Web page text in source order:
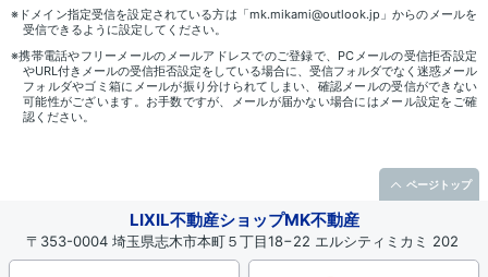
※ドメイン指定受信を設定されている方は「mk.mikami@outlook.jp」からのメールを
受信できるように設定してください。
※携帯電話やフリーメールのメールアドレスでのご登録で、PCメールの受信拒否設定
やURL付きメールの受信拒否設定をしている場合に、受信フォルダでなく迷惑メール
フォルダやゴミ箱にメールが振り分けられてしまい、確認メールの受信ができない
可能性がございます。お手数ですが、メールが届かない場合にはメール設定をご確
認ください。
LIXIL不動産ショップMK不動産
〒353-0004 埼玉県志木市本町５丁目18−22 エルシティミカミ 202
ページトップ